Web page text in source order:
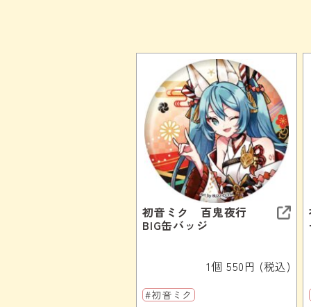
初音ミク 百鬼夜行
BIG缶バッジ
1個 550円 (税込)
#初音ミク